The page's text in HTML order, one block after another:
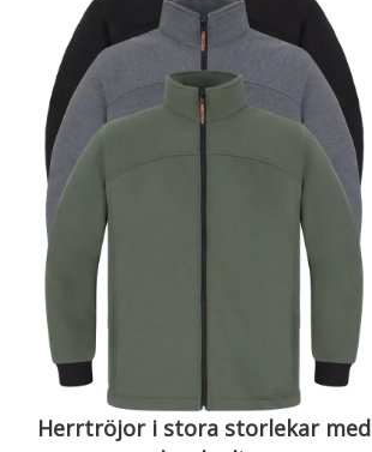
Herrtröjor i stora storlekar med